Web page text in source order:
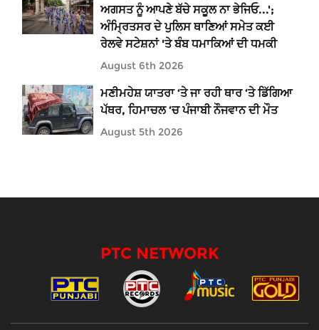
ਅਗਸਤ ਨੂੰ ਆਪਣੇ ਬੱਚੇ ਸਕੂਲ ਨਾ ਭੇਜਿਓ...';
ਅੰਮ੍ਰਿਤਸਰ ਦੇ ਪੁਲਿਸ ਥਾਣਿਆਂ ਸਮੇਤ ਕਈ
ਰੇਲਵੇ ਸਟੇਸ਼ਨਾਂ 'ਤੇ ਬੰਬ ਧਮਾਕਿਆਂ ਦੀ ਧਮਕੀ
August 6th 2026
ਮਣੀਮਹੇਸ਼ ਯਾਤਰਾ ‘ਤੇ ਜਾ ਰਹੀ ਥਾਰ ‘ਤੇ ਡਿੱਗਿਆ
ਪੱਥਰ, ਹਿਮਾਚਲ ‘ਚ ਪੰਜਾਬੀ ਨੌਜਵਾਨ ਦੀ ਮੌਤ
August 5th 2026
PTC NETWORK